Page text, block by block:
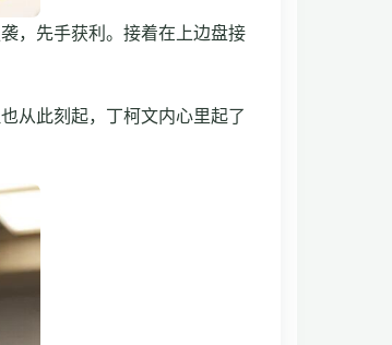
，先手获利。接着在上边盘接
从此刻起，丁柯文内心里起了